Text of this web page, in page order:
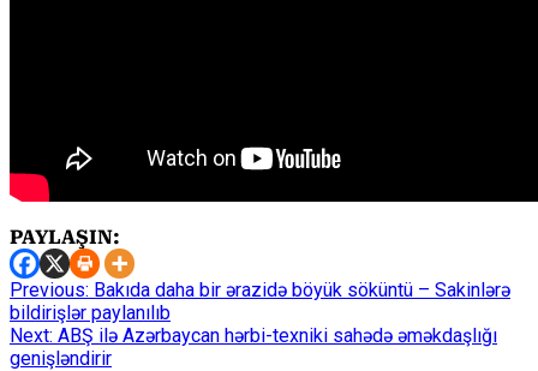
PAYLAŞIN:
Continue
Reading
Previous: Bakıda daha bir ərazidə böyük söküntü – Sakinlərə
bildirişlər paylanılıb
Next: ABŞ ilə Azərbaycan hərbi-texniki sahədə əməkdaşlığı
genişləndirir